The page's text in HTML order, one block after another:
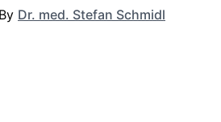
By Dr. med. Stefan Schmidl